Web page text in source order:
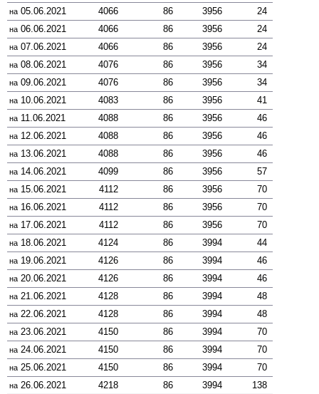
на 05.06.2021 4066 86 3956 24
на 06.06.2021 4066 86 3956 24
на 07.06.2021 4066 86 3956 24
на 08.06.2021 4076 86 3956 34
на 09.06.2021 4076 86 3956 34
на 10.06.2021 4083 86 3956 41
на 11.06.2021 4088 86 3956 46
на 12.06.2021 4088 86 3956 46
на 13.06.2021 4088 86 3956 46
на 14.06.2021 4099 86 3956 57
на 15.06.2021 4112 86 3956 70
на 16.06.2021 4112 86 3956 70
на 17.06.2021 4112 86 3956 70
на 18.06.2021 4124 86 3994 44
на 19.06.2021 4126 86 3994 46
на 20.06.2021 4126 86 3994 46
на 21.06.2021 4128 86 3994 48
на 22.06.2021 4128 86 3994 48
на 23.06.2021 4150 86 3994 70
на 24.06.2021 4150 86 3994 70
на 25.06.2021 4150 86 3994 70
на 26.06.2021 4218 86 3994 138